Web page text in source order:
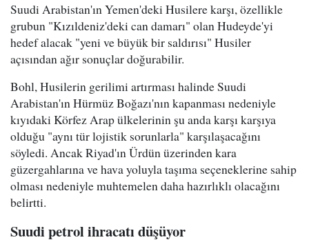
Suudi Arabistan'ın Yemen'deki Husilere karşı, özellikle
grubun "Kızıldeniz'deki can damarı" olan Hudeyde'yi
hedef alacak "yeni ve büyük bir saldırısı" Husiler
açısından ağır sonuçlar doğurabilir.
Bohl, Husilerin gerilimi artırması halinde Suudi
Arabistan'ın Hürmüz Boğazı'nın kapanması nedeniyle
kıyıdaki Körfez Arap ülkelerinin şu anda karşı karşıya
olduğu "aynı tür lojistik sorunlarla" karşılaşacağını
söyledi. Ancak Riyad'ın Ürdün üzerinden kara
güzergahlarına ve hava yoluyla taşıma seçeneklerine sahip
olması nedeniyle muhtemelen daha hazırlıklı olacağını
belirtti.
Suudi petrol ihracatı düşüyor